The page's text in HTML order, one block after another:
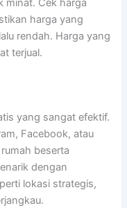
minat. Cek harga
harga yang
rendah. Harga yang
terjual.
yang sangat efektif.
Facebook, atau
beserta
dengan
lokasi strategis,